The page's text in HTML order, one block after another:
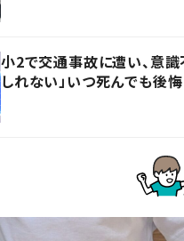
小2で交通事故に遭い、意
しれない」いつ死んでも後